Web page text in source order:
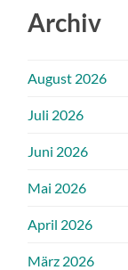
Archiv
August 2026
Juli 2026
Juni 2026
Mai 2026
April 2026
März 2026